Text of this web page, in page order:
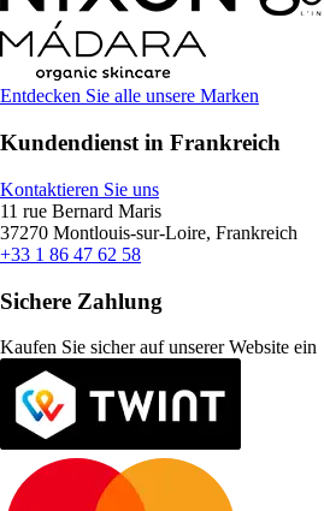
Entdecken Sie alle unsere Marken
Kundendienst in Frankreich
Kontaktieren Sie uns
11 rue Bernard Maris
37270 Montlouis-sur-Loire, Frankreich
+33 1 86 47 62 58
Sichere Zahlung
Kaufen Sie sicher auf unserer Website ein